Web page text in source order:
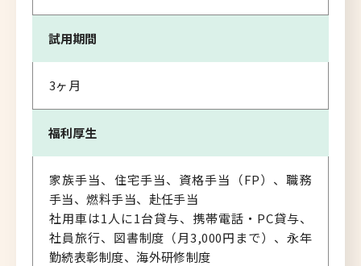
試用期間
3ヶ月
福利厚生
家族手当、住宅手当、資格手当（FP）、職務
手当、燃料手当、赴任手当
社用車は1人に1台貸与、携帯電話・PC貸与、
社員旅行、図書制度（月3,000円まで）、永年
勤続表彰制度、海外研修制度